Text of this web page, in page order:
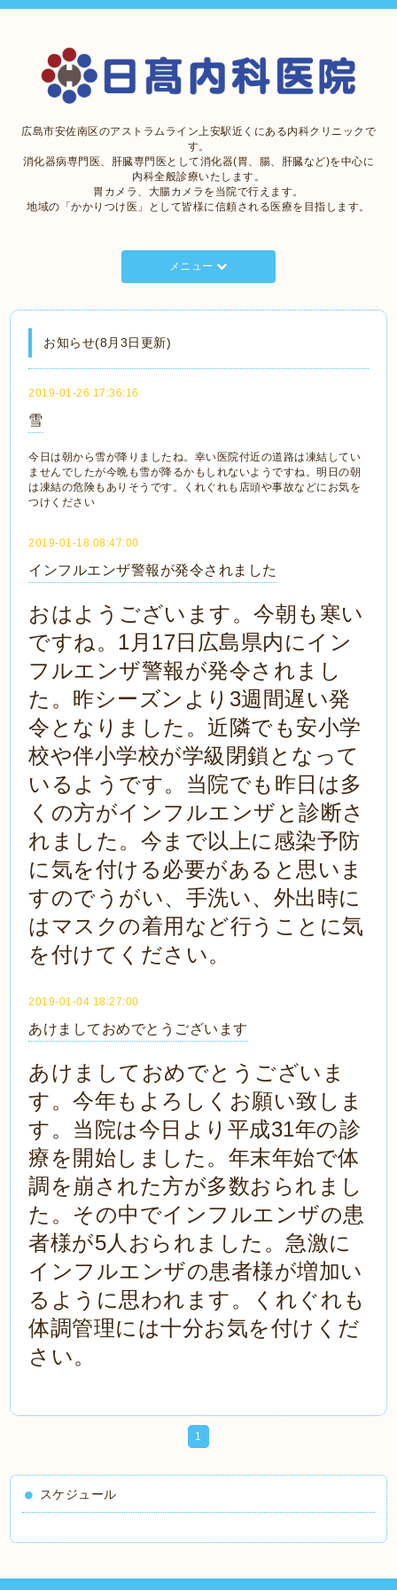
広島市安佐南区のアストラムライン上安駅近くにある内科クリニックで
す。
消化器病専門医、肝臓専門医として消化器(胃、腸、肝臓など)を中心に
内科全般診療いたします。
胃カメラ、大腸カメラを当院で行えます。
地域の「かかりつけ医」として皆様に信頼される医療を目指します。
メニュー
お知らせ(8月3日更新)
2019-01-26 17:36:16
雪
今日は朝から雪が降りましたね。幸い医院付近の道路は凍結してい
ませんでしたが今晩も雪が降るかもしれないようですね。明日の朝
は凍結の危険もありそうです。くれぐれも店頭や事故などにお気を
つけください
2019-01-18 08:47:00
インフルエンザ警報が発令されました
おはようございます。今朝も寒い
ですね。1月17日広島県内にイン
フルエンザ警報が発令されまし
た。昨シーズンより3週間遅い発
令となりました。近隣でも安小学
校や伴小学校が学級閉鎖となって
いるようです。当院でも昨日は多
くの方がインフルエンザと診断さ
れました。今まで以上に感染予防
に気を付ける必要があると思いま
すのでうがい、手洗い、外出時に
はマスクの着用など行うことに気
を付けてください。
2019-01-04 18:27:00
あけましておめでとうございます
あけましておめでとうございま
す。今年もよろしくお願い致しま
す。当院は今日より平成31年の診
療を開始しました。年末年始で体
調を崩された方が多数おられまし
た。その中でインフルエンザの患
者様が5人おられました。急激に
インフルエンザの患者様が増加い
るように思われます。くれぐれも
体調管理には十分お気を付けくだ
さい。
1
スケジュール